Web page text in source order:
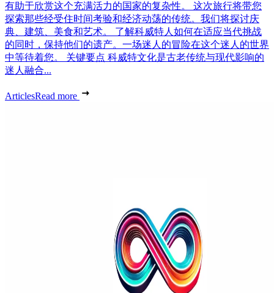
有助于欣赏这个充满活力的国家的复杂性。 这次旅行将带您
探索那些经受住时间考验和经济动荡的传统。我们将探讨庆
典、建筑、美食和艺术。 了解科威特人如何在适应当代挑战
的同时，保持他们的遗产。一场迷人的冒险在这个迷人的世界
中等待着您。 关键要点 科威特文化是古老传统与现代影响的
迷人融合...
ArticlesRead more